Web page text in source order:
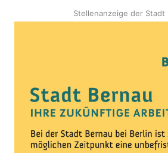
Stellenanzeige der Stadt